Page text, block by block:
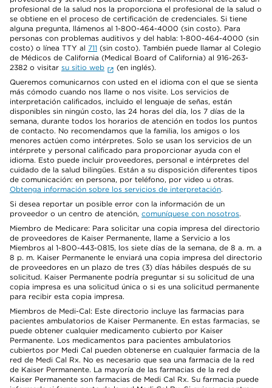
profesional de la salud nos la proporciona el profesional de la salud o
se obtiene en el proceso de certificación de credenciales. Si tiene
alguna pregunta, llámenos al 1-800-464-4000 (sin costo). Para
personas con problemas auditivos y del habla: 1-800-464-4000 (sin
costo) o línea TTY al 711 (sin costo). También puede llamar al Colegio
de Médicos de California (Medical Board of California) al 916-263-
2382 o visitar su sitio web
(en inglés).
Queremos comunicarnos con usted en el idioma con el que se sienta
más cómodo cuando nos llame o nos visite. Los servicios de
interpretación calificados, incluido el lenguaje de señas, están
disponibles sin ningún costo, las 24 horas del día, los 7 días de la
semana, durante todos los horarios de atención en todos los puntos
de contacto. No recomendamos que la familia, los amigos o los
menores actúen como intérpretes. Solo se usan los servicios de un
intérprete y personal calificado para proporcionar ayuda con el
idioma. Esto puede incluir proveedores, personal e intérpretes del
cuidado de la salud bilingües. Están a su disposición diferentes tipos
de comunicación: en persona, por teléfono, por video u otras.
Obtenga información sobre los servicios de interpretación.
Si desea reportar un posible error con la información de un
proveedor o un centro de atención, comuníquese con nosotros.
Miembro de Medicare: Para solicitar una copia impresa del directorio
de proveedores de Kaiser Permanente, llame a Servicio a los
Miembros al 1-800-443-0815, los siete días de la semana, de 8 a. m. a
8 p. m. Kaiser Permanente le enviará una copia impresa del directorio
de proveedores en un plazo de tres (3) días hábiles después de su
solicitud. Kaiser Permanente podría preguntar si su solicitud de una
copia impresa es una solicitud única o si es una solicitud permanente
para recibir esta copia impresa.
Miembros de Medi-Cal: Este directorio incluye las farmacias para
pacientes ambulatorios de Kaiser Permanente. En estas farmacias, se
puede obtener cualquier medicamento cubierto por Kaiser
Permanente. Los medicamentos para pacientes ambulatorios
cubiertos por Medi Cal pueden obtenerse en cualquier farmacia de la
red de Medi Cal Rx. No es necesario que sea una farmacia de la red
de Kaiser Permanente. La mayoría de las farmacias de la red de
Kaiser Permanente son farmacias de Medi Cal Rx. Su farmacia puede